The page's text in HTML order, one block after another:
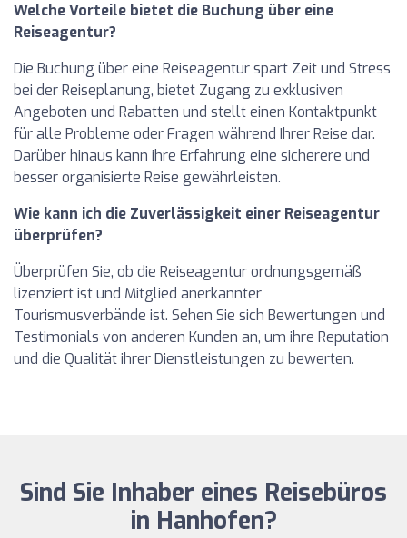
Welche Vorteile bietet die Buchung über eine
Reiseagentur?
Die Buchung über eine Reiseagentur spart Zeit und Stress
bei der Reiseplanung, bietet Zugang zu exklusiven
Angeboten und Rabatten und stellt einen Kontaktpunkt
für alle Probleme oder Fragen während Ihrer Reise dar.
Darüber hinaus kann ihre Erfahrung eine sicherere und
besser organisierte Reise gewährleisten.
Wie kann ich die Zuverlässigkeit einer Reiseagentur
überprüfen?
Überprüfen Sie, ob die Reiseagentur ordnungsgemäß
lizenziert ist und Mitglied anerkannter
Tourismusverbände ist. Sehen Sie sich Bewertungen und
Testimonials von anderen Kunden an, um ihre Reputation
und die Qualität ihrer Dienstleistungen zu bewerten.
Sind Sie Inhaber eines Reisebüros
in Hanhofen?